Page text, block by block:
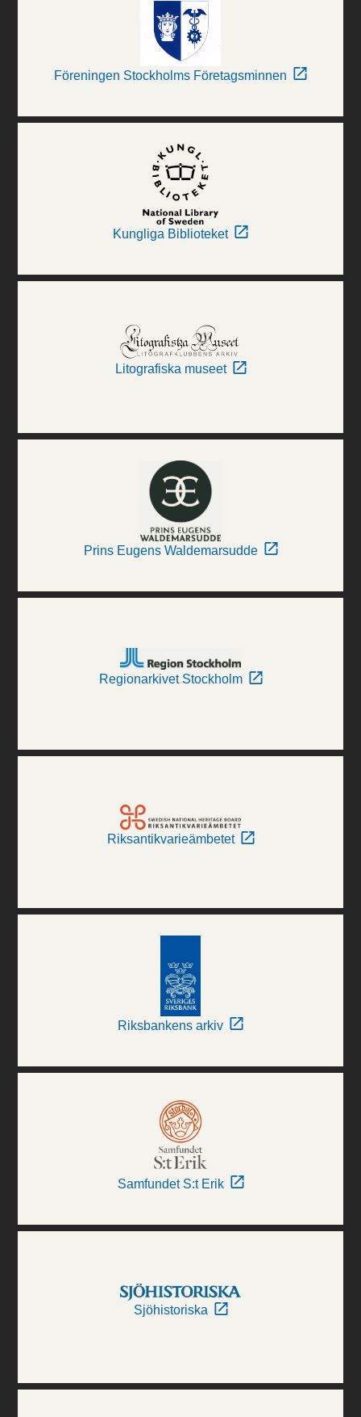
Föreningen Stockholms Företagsminnen
Kungliga Biblioteket
Litografiska museet
Prins Eugens Waldemarsudde
Regionarkivet Stockholm
Riksantikvarieämbetet
Riksbankens arkiv
Samfundet S:t Erik
Sjöhistoriska